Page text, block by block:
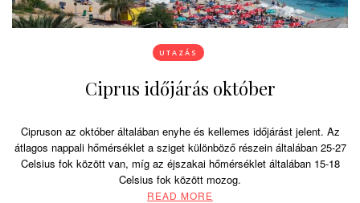
UTAZÁS
Ciprus időjárás október
Cipruson az október általában enyhe és kellemes időjárást jelent. Az
átlagos nappali hőmérséklet a sziget különböző részein általában 25-27
Celsius fok között van, míg az éjszakai hőmérséklet általában 15-18
Celsius fok között mozog.
READ MORE